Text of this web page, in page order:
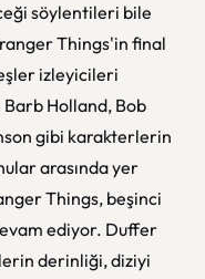
söylentileri bile
Things'in final
izleyicileri
Holland, Bob
gibi karakterlerin
arasında yer
Things, beşinci
ediyor. Duffer
derinliği, diziyi